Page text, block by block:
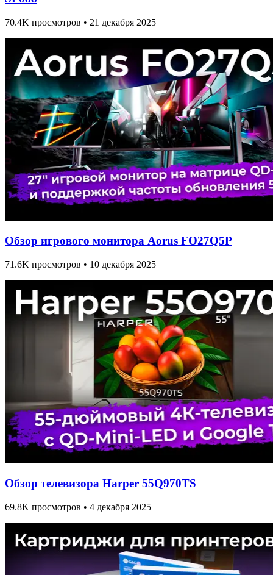
70.4K просмотров • 21 декабря 2025
Обзор игрового монитора Aorus FO27Q5P
71.6K просмотров • 10 декабря 2025
Обзор телевизора Harper 55Q970TS
69.8K просмотров • 4 декабря 2025